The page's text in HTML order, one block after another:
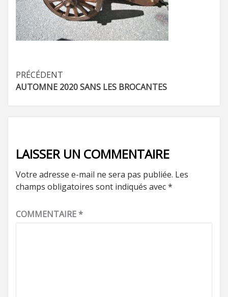
Navigation
d’article
PRÉCÉDENT
AUTOMNE 2020 SANS LES BROCANTES
LAISSER UN COMMENTAIRE
Votre adresse e-mail ne sera pas publiée. Les
champs obligatoires sont indiqués avec*
COMMENTAIRE*